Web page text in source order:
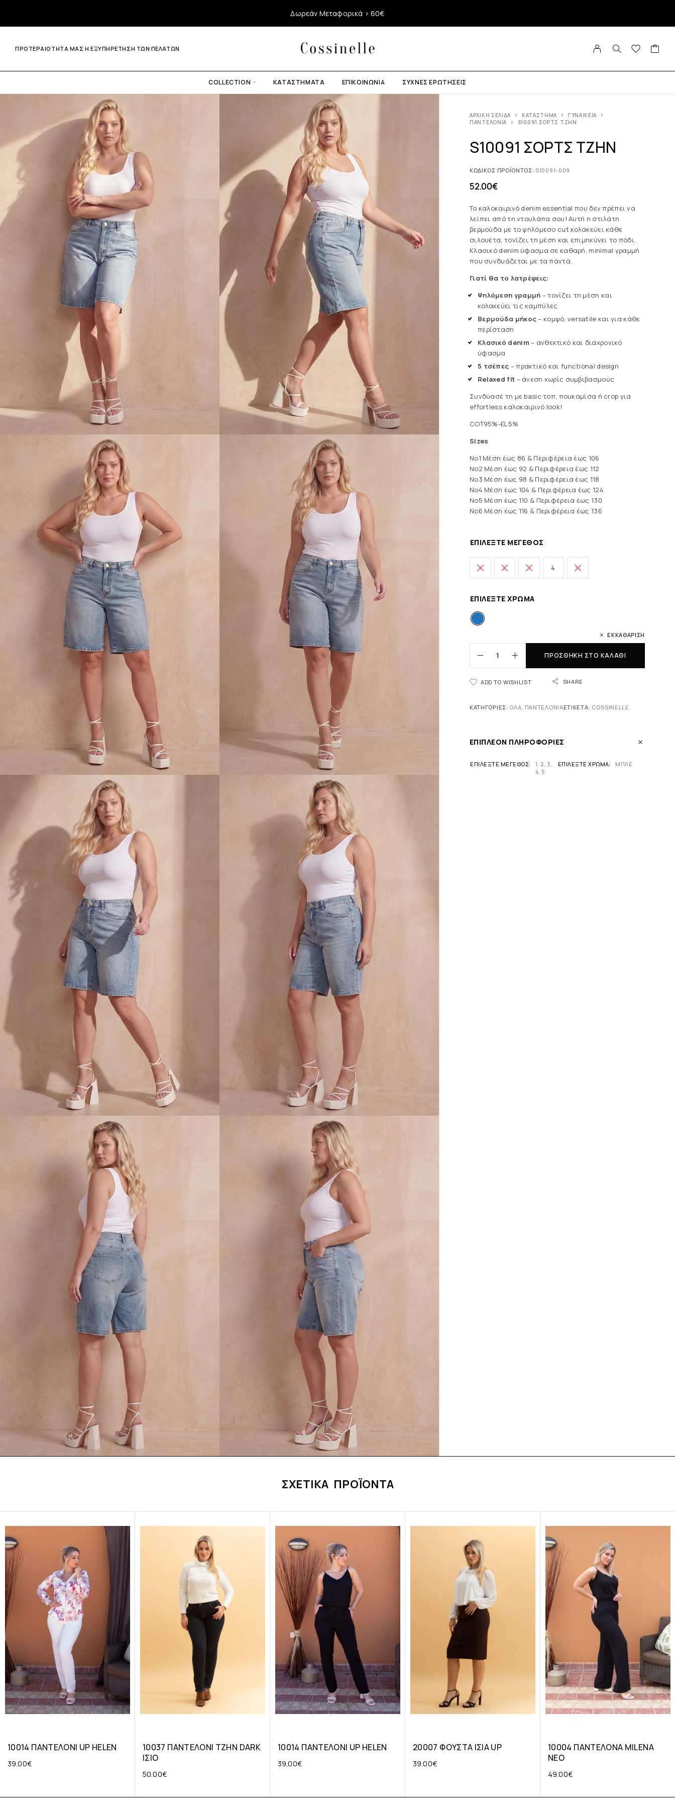
Δωρεάν Μεταφορικά > 60€
ΠΡΟΤΕΡΑΙΟΤΗΤΑ ΜΑΣ Η ΕΞΥΠΗΡΕΤΗΣΗ ΤΩΝ ΠΕΛΑΤΩΝ
COLLECTION ΚΑΤΑΣΤΉΜΑΤΑ ΕΠΙΚΟΙΝΩΝΊΑ ΣΥΧΝΈΣ ΕΡΩΤΉΣΕΙΣ
ΑΡΧΙΚΉ ΣΕΛΊΔΑ ΚΑΤΆΣΤΗΜΑ
ΓΥΝΑΙΚΕΊΑ
ΠΑΝΤΕΛΌΝΙΑ
S10091 ΣΟΡΤΣ ΤΖΗΝ
S10091 ΣΟΡΤΣ ΤΖΗΝ
ΚΩΔΙΚΌΣ ΠΡΟΪΌΝΤΟΣ: S10091-009
52.00€
Το καλοκαιρινό denim essential που δεν πρέπει να
λείπει από τη ντουλάπα σου! Αυτή η στιλάτη
βερμούδα με το ψηλόμεσο cut κολακεύει κάθε
σιλουέτα, τονίζει τη μέση και επιμηκύνει το πόδι.
Κλασικό denim ύφασμα σε καθαρή, minimal γραμμή
που συνδυάζεται με τα πάντα.
Γιατί θα το λατρέψεις:
Ψηλόμεση γραμμή – τονίζει τη μέση και
κολακεύει τις καμπύλες
Βερμούδα μήκος– κομψό, versatile και για κάθε
περίσταση
Κλασικό denim – ανθεκτικό και διαχρονικό
ύφασμα
5 τσέπες – πρακτικό και functional design
Relaxed fit – άνεση χωρίς συμβιβασμούς
Συνδύασέ τη με basic τοπ, πουκαμίσα ή crop για
effortless καλοκαιρινό look!
COT95%-EL5%
Sizes
No1 Μέση έως 86 & Περιφέρεια έως 106
No2 Μέση έως 92 & Περιφέρεια έως 112
No3 Μέση έως 98 & Περιφέρεια έως 118
No4 Μέση έως 104 & Περιφέρεια έως 124
No5 Μέση έως 110 & Περιφέρεια έως 130
No6 Μέση έως 116 & Περιφέρεια έως 136
ΕΠΙΛΈΞΤΕ ΜΈΓΕΘΟΣ
1 2 3 4 5
ΕΠΙΛΈΞΤΕ ΧΡΏΜΑ
ΕΚΚΑΘΆΡΙΣΗ
ΠΡΟΣΘΉΚΗ ΣΤΟ ΚΑΛΆΘΙ
ADD TO WISHLIST SHARE
ΚΑΤΗΓΟΡΊΕΣ: ΟΛΑ ΠΑΝΤΕΛΌΝΙΑΕΤΙΚΈΤΑ: COSSINELLE
ΕΠΙΠΛΈΟΝ ΠΛΗΡΟΦΟΡΊΕΣ
ΕΠΙΛΈΞΤΕ ΜΈΓΕΘΟΣ 1 ,2 3
4 ,5
ΕΠΙΛΈΞΤΕ ΧΡΏΜΑ ΜΠΛΕ
ΣΧΕΤΙΚΆ ΠΡΟΪΌΝΤΑ
10014 ΠΑΝΤΕΛΟΝΙ UP HELEN
39.00€
10037 ΠΑΝΤΕΛΟΝΙ ΤΖΗΝ DARK
ΙΣΙΟ
50.00€
10014 ΠΑΝΤΕΛΟΝΙ UP HELEN
39.00€
20007 ΦΟΥΣΤΑ ΙΣΙΑ UP
39.00€
10004 ΠΑΝΤΕΛΟΝΑ MILENA
ΝΕΟ
49.00€